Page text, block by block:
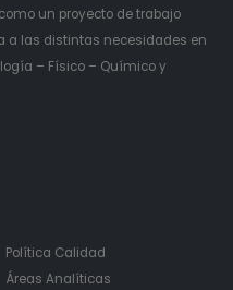
un proyecto de trabajo
a las distintas necesidades en
– Físico – Químico y
Política Calidad
Áreas Analíticas